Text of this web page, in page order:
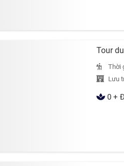
Tour
Thời
Lưu
0 +